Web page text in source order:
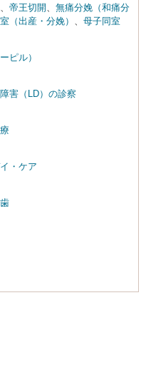
、 帝王切開 、 無痛分娩（和痛分
（出産・分娩） 、 母子同室
ピル）
害（LD）の診察
・ケア